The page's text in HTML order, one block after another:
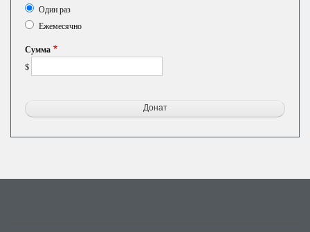
Один раз
Ежемесячно
Сумма
$